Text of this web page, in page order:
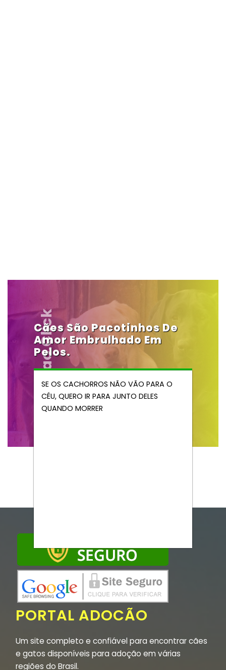
Vendocao.click
Cães São Pacotinhos De
Amor Embrulhado Em
Pelos.
SE OS CACHORROS NÃO VÃO PARA O
CÉU, QUERO IR PARA JUNTO DELES
QUANDO MORRER
PORTAL ADOCÃO
Um site completo e confiável para encontrar cães
e gatos disponíveis para adoção em várias
regiões do Brasil.